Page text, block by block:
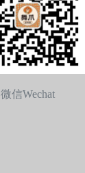
微信Wechat